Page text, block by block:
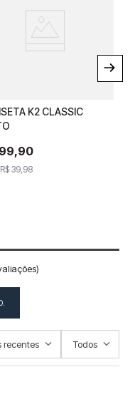
K2 CLASSIC
,90
R$ 39,98
K2 CLASSIC
199,90
deR$ 39
recentes Todos